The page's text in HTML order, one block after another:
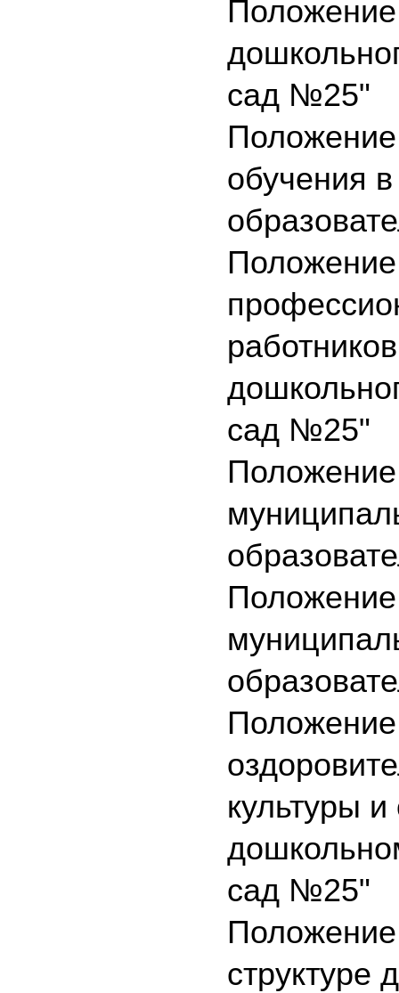
сад №25"
обучения
сад №25"
Положение
Положение
культуры
сад №25"
структуре